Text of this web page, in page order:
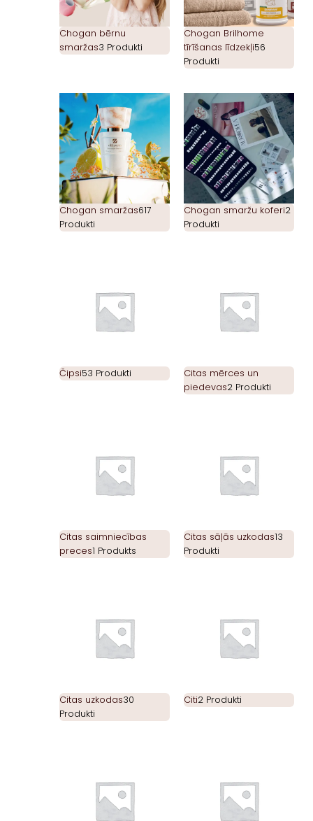
Chogan bērnu
smaržas3 Produkti
Chogan Brilhome
tīrīšanas līdzekļi56
Produkti
Chogan smaržas617
Produkti
Chogan smaržu koferi2
Produkti
Čipsi53 Produkti
Citas mērces un
piedevas2 Produkti
Citas saimniecības
preces1 Produkts
Citas sāļās uzkodas13
Produkti
Citas uzkodas30
Produkti
Citi2 Produkti